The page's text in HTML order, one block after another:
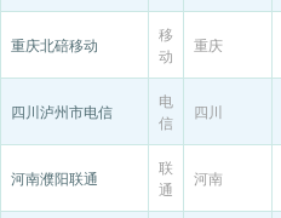
重庆北碚移动
移
动
重庆
四川泸州市电信
电
信
四川
河南濮阳联通
联
通
河南